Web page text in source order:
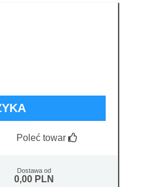
Poleć towar
Dostawa od
0,00 PLN